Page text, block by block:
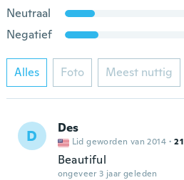
Neutraal
Negatief
Alles Foto Meest nuttig
D Des
Lid geworden van 2014 · 21
Beautiful
ongeveer 3 jaar geleden